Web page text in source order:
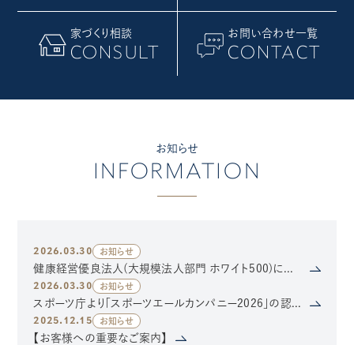
家づくり相談
CONSULT
お問い合わせ一覧
CONTACT
お知らせ
INFORMATION
2026.03.30 お知らせ
健康経営優良法人(大規模法人部門 ホワイト500)に認定されました
2026.03.30 お知らせ
スポーツ庁より「スポーツエールカンパニー2026」の認定を受けました
2025.12.15 お知らせ
【お客様への重要なご案内】